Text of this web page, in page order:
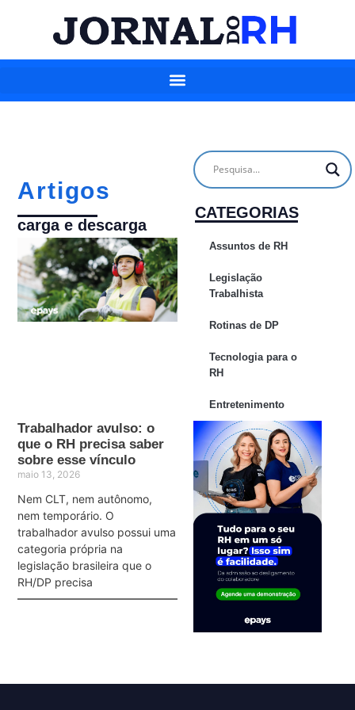
Artigos
carga e descarga
Trabalhador avulso: o
que o RH precisa saber
sobre esse vínculo
maio 13, 2026
Nem CLT, nem autônomo,
nem temporário. O
trabalhador avulso possui uma
categoria própria na
legislação brasileira que o
RH/DP precisa
CATEGORIAS
Assuntos de RH
Legislação
Trabalhista
Rotinas de DP
Tecnologia para o
RH
Entretenimento